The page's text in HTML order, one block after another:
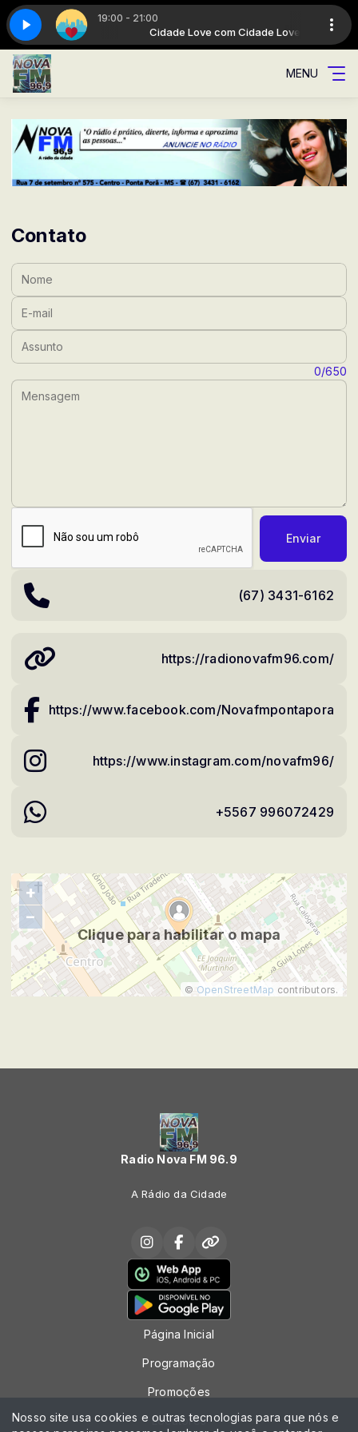
19:00 - 21:00
Cidade Love Cidade Love com Cidade Love
cidade A Rádio da cidade
MENU
Contato
Nome:
E-mail:
Assunto:
0/650
Enviar
(67) 3431-6162
https://radionovafm96.com/
https://www.facebook.com/Novafmpontapora
https://www.instagram.com/novafm96/
+5567 996072429
Clique para habilitar o mapa
+
−
© OpenStreetMap contributors.
Radio Nova FM 96.9
A Rádio da Cidade
Página Inicial
Programação
Promoções
Locutores
Nosso site usa cookies e outras tecnologias para que nós e